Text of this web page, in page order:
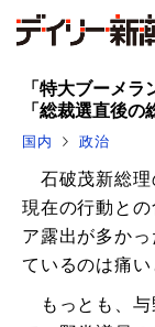
「特大ブーメ
「総裁選直後の
国内 政治
石破茂新総理
現在の行動と
ア露出が多か
ているのは痛い
もっとも、与